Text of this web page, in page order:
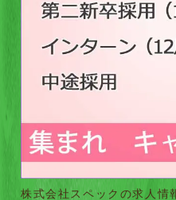
株式会社スペックの求人情